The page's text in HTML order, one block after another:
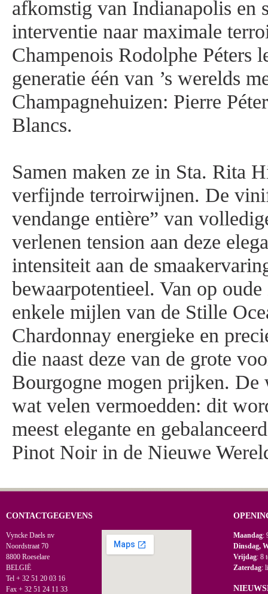
afkomstig van Indianapolis en
interventie naar maximale
Champenois Rodolphe Péters
generatie één van ’s werelds
Champagnehuizen: Pierre
Blancs.
Samen maken ze in Sta. Rita
verfijnde terroirwijnen. De
vendange entière” van
verlenen tension aan deze
intensiteit aan de
bewaarpotentieel. Van op oude
enkele mijlen van de Stille
Chardonnay energieke en
die naast deze van de grote
Bourgogne mogen prijken. De
wat velen vermoedden: dit
meest elegante en
Pinot Noir in de Nieuwe
CONTACTGEGEVENS
Vyncke Daels nv
Noordstraat 70
8800 Roeselare
BELGIË
Tel + 32 51 20 03 16
Fax + 32 51 24 11 33
Maandag:
Dinsdag,
Vrijdag: 8
Zaterdag: